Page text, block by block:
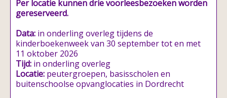
Per locatie kunnen drie voorleesbezoeken worden
gereserveerd.
Data: in onderling overleg tijdens de
kinderboekenweek van 30 september tot en met
11 oktober 2026
Tijd: in onderling overleg
Locatie: peutergroepen, basisscholen en
buitenschoolse opvanglocaties in Dordrecht